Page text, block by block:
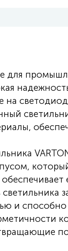
для
на
и способно